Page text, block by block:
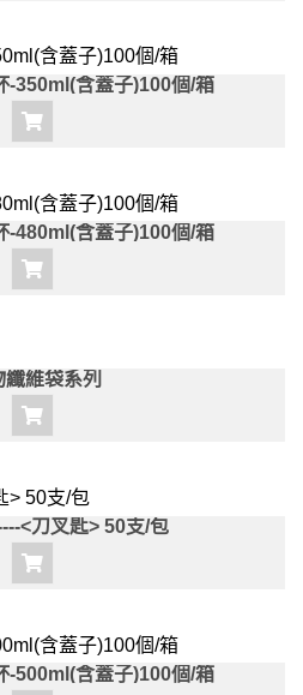
-350ml(含蓋子)100個/箱
-480ml(含蓋子)100個/箱
纖維袋系列
<刀叉匙> 50支/包
-500ml(含蓋子)100個/箱